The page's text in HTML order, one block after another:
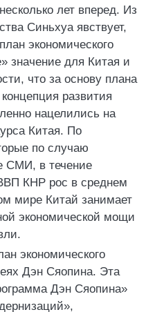
лет вперед. Из
Синьхуа явствует,
экономического
значение для Китая и
что за основу плана
развития
нацелились на
Китая. По
по случаю
СМИ, в течение
КНР рос в среднем
мире Китай занимает
экономической мощи
экономического
Дэн Сяопина. Эта
Дэн Сяопина»